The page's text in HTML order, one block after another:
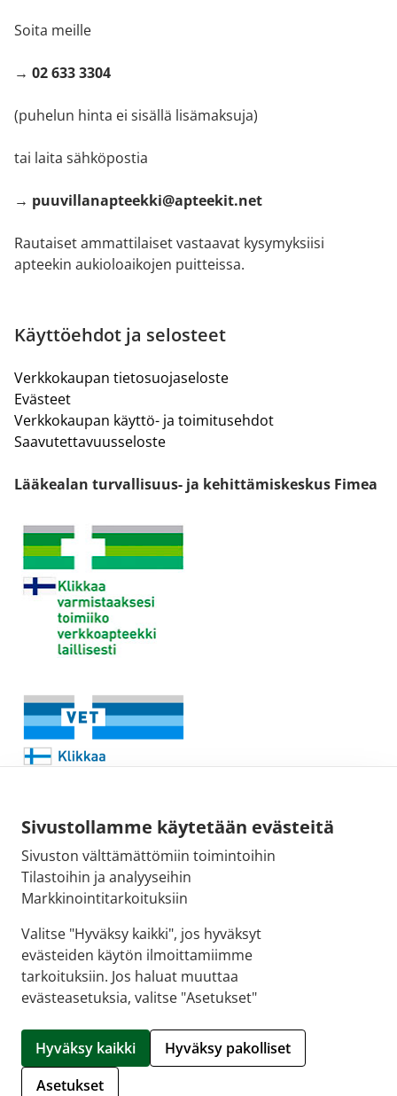
Sivustollamme käytetään evästeitä
Sivuston välttämättömiin toimintoihin
Tilastoihin ja analyyseihin
Markkinointitarkoituksiin
Valitse "Hyväksy kaikki", jos hyväksyt
evästeiden käytön ilmoittamiimme
tarkoituksiin. Jos haluat muuttaa
evästeasetuksia, valitse "Asetukset"
Hyväksy kaikki
Hyväksy pakolliset
Asetukset
Soita meille
→ 02 633 3304
(puhelun hinta ei sisällä lisämaksuja)
tai laita sähköpostia
→ puuvillanapteekki@apteekit.net
Rautaiset ammattilaiset vastaavat kysymyksiisi
apteekin aukioloaikojen puitteissa.
Käyttöehdot ja selosteet
Verkkokaupan tietosuojaseloste
Evästeet
Verkkokaupan käyttö- ja toimitusehdot
Saavutettavuusseloste
Lääkealan turvallisuus- ja kehittämiskeskus Fimea
Sähköpostiosoite:
kirjaamo@fimea.fi
Fimean vaihde:
029 522 3341
Hallitse evästeitä